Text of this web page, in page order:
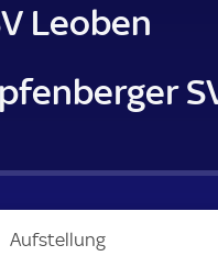
Leoben
Aufstellung